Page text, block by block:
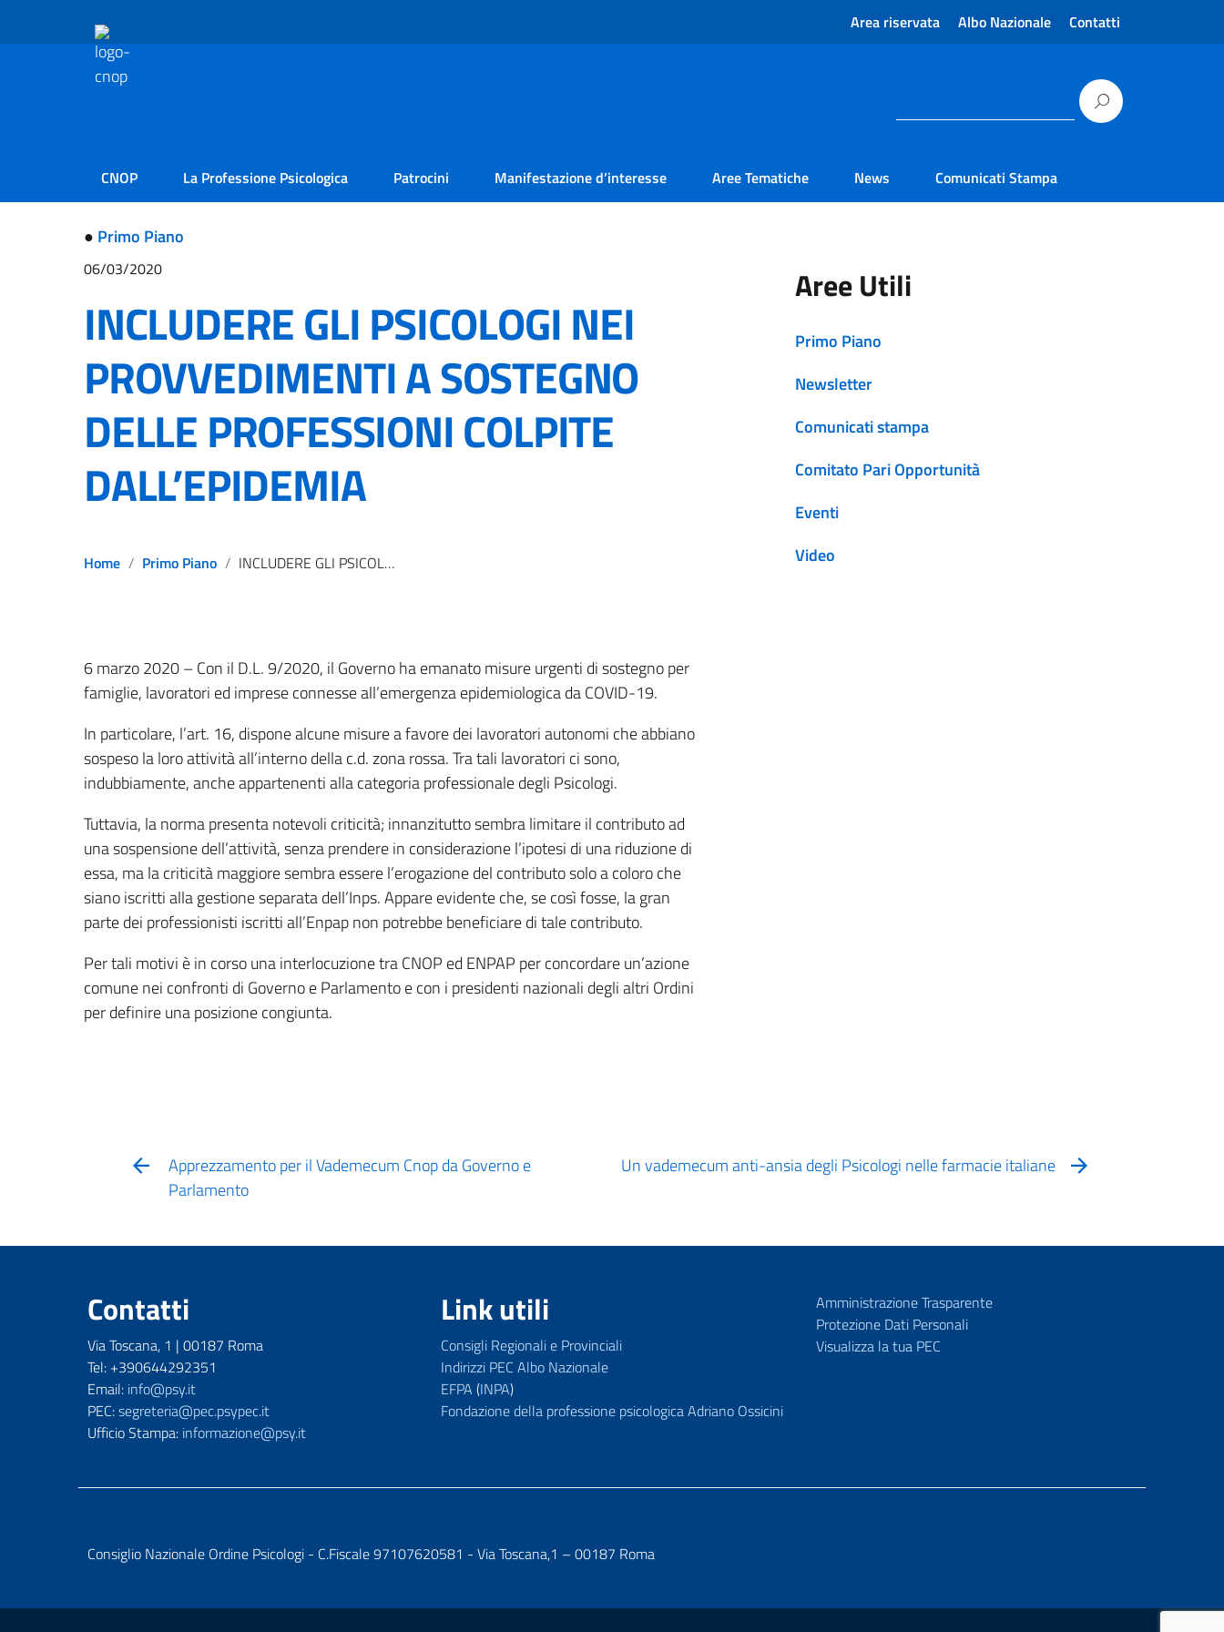
Area riservata Albo Nazionale Contatti
CNOP La Professione Psicologica Patrocini Manifestazione d’interesse Aree Tematiche News Comunicati Stampa
● Primo Piano
06/03/2020
INCLUDERE GLI PSICOLOGI NEI
PROVVEDIMENTI A SOSTEGNO
DELLE PROFESSIONI COLPITE
DALL’EPIDEMIA
Home Primo Piano INCLUDERE GLI PSICOLOGI NEI PROVVEDIMENTI A SOSTEGNO DELLE PROFESSIONI COLPITE DALL’EPIDEMIA
6 marzo 2020 – Con il D.L. 9/2020, il Governo ha emanato misure urgenti di sostegno per
famiglie, lavoratori ed imprese connesse all’emergenza epidemiologica da COVID-19.
In particolare, l’art. 16, dispone alcune misure a favore dei lavoratori autonomi che abbiano
sospeso la loro attività all’interno della c.d. zona rossa. Tra tali lavoratori ci sono,
indubbiamente, anche appartenenti alla categoria professionale degli Psicologi.
Tuttavia, la norma presenta notevoli criticità; innanzitutto sembra limitare il contributo ad
una sospensione dell’attività, senza prendere in considerazione l’ipotesi di una riduzione di
essa, ma la criticità maggiore sembra essere l’erogazione del contributo solo a coloro che
siano iscritti alla gestione separata dell’Inps. Appare evidente che, se così fosse, la gran
parte dei professionisti iscritti all’Enpap non potrebbe beneficiare di tale contributo.
Per tali motivi è in corso una interlocuzione tra CNOP ed ENPAP per concordare un’azione
comune nei confronti di Governo e Parlamento e con i presidenti nazionali degli altri Ordini
per definire una posizione congiunta.
Aree Utili
Primo Piano
Newsletter
Comunicati stampa
Comitato Pari Opportunità
Eventi
Video
Apprezzamento per il Vademecum Cnop da Governo e
Parlamento
Un vademecum anti-ansia degli Psicologi nelle farmacie italiane
Contatti
Via Toscana, 1 | 00187 Roma
Tel: +390644292351
Email: info@psy.it
PEC:segreteria@pec.psypec.it
Ufficio Stampa: informazione@psy.it
Link utili
Consigli Regionali e Provinciali
Indirizzi PEC Albo Nazionale
EFPA (INPA)
Fondazione della professione psicologica Adriano Ossicini
Amministrazione Trasparente
Protezione Dati Personali
Visualizza la tua PEC
Consiglio Nazionale Ordine Psicologi - C.Fiscale 97107620581 - Via Toscana,1 – 00187 Roma